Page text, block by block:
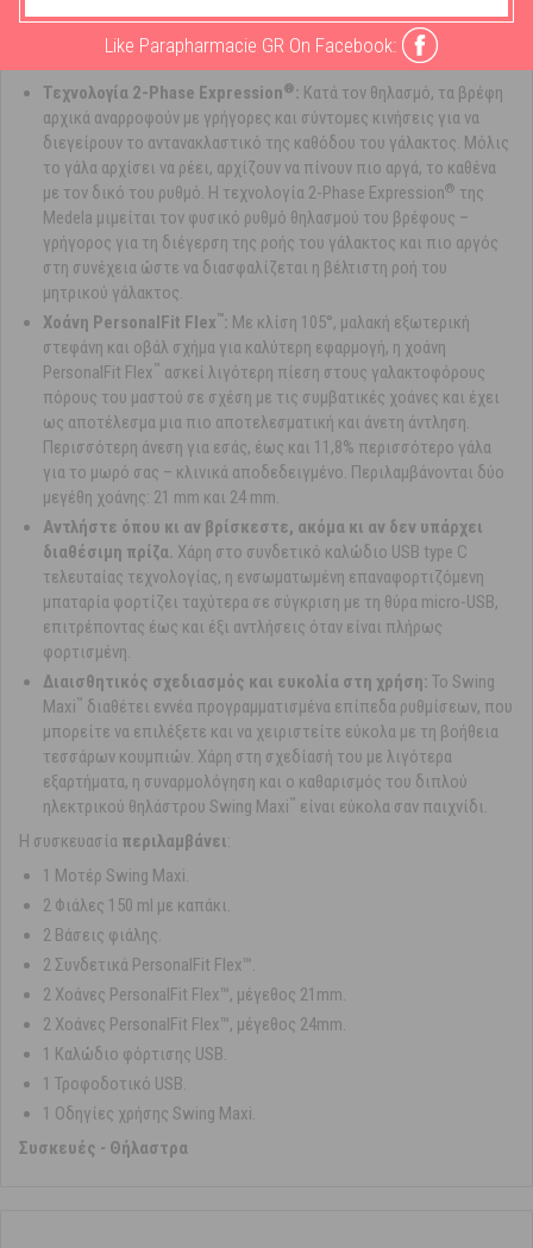
Επιπλέον, έχει αποδειχθεί ότι με την ταυτόχρονη άντληση και από
τους δύο μαστούς παράγεται έως και 18% περισσότερο γάλα.
Τεχνολογία 2-Phase Expression®: Κατά τον θηλασμό, τα βρέφη
αρχικά αναρροφούν με γρήγορες και σύντομες κινήσεις για να
διεγείρουν το αντανακλαστικό της καθόδου του γάλακτος. Μόλις
το γάλα αρχίσει να ρέει, αρχίζουν να πίνουν πιο αργά, το καθένα
με τον δικό του ρυθμό. Η τεχνολογία 2-Phase Expression® της
Medela μιμείται τον φυσικό ρυθμό θηλασμού του βρέφους –
γρήγορος για τη διέγερση της ροής του γάλακτος και πιο αργός
στη συνέχεια ώστε να διασφαλίζεται η βέλτιστη ροή του
μητρικού γάλακτος.
Χοάνη PersonalFit Flex™: Με κλίση 105°, μαλακή εξωτερική
στεφάνη και οβάλ σχήμα για καλύτερη εφαρμογή, η χοάνη
PersonalFit Flex™ ασκεί λιγότερη πίεση στους γαλακτοφόρους
πόρους του μαστού σε σχέση με τις συμβατικές χοάνες και έχει
ως αποτέλεσμα μια πιο αποτελεσματική και άνετη άντληση.
Περισσότερη άνεση για εσάς, έως και 11,8% περισσότερο γάλα
για το μωρό σας – κλινικά αποδεδειγμένο. Περιλαμβάνονται δύο
μεγέθη χοάνης: 21 mm και 24 mm.
Αντλήστε όπου κι αν βρίσκεστε, ακόμα κι αν δεν υπάρχει
διαθέσιμη πρίζα. Χάρη στο συνδετικό καλώδιο USB type C
τελευταίας τεχνολογίας, η ενσωματωμένη επαναφορτιζόμενη
μπαταρία φορτίζει ταχύτερα σε σύγκριση με τη θύρα micro-USB,
επιτρέποντας έως και έξι αντλήσεις όταν είναι πλήρως
φορτισμένη.
Διαισθητικός σχεδιασμός και ευκολία στη χρήση: Το Swing
Maxi™ διαθέτει εννέα προγραμματισμένα επίπεδα ρυθμίσεων, που
μπορείτε να επιλέξετε και να χειριστείτε εύκολα με τη βοήθεια
τεσσάρων κουμπιών. Χάρη στη σχεδίασή του με λιγότερα
εξαρτήματα, η συναρμολόγηση και ο καθαρισμός του διπλού
ηλεκτρικού θηλάστρου Swing Maxi™ είναι εύκολα σαν παιχνίδι.
Η συσκευασία περιλαμβάνει:
1 Μοτέρ Swing Maxi.
2 Φιάλες 150 ml με καπάκι.
2 Βάσεις φιάλης.
2 Συνδετικά PersonalFit Flex™.
2 Χοάνες PersonalFit Flex™, μέγεθος 21mm.
2 Χοάνες PersonalFit Flex™, μέγεθος 24mm.
1 Καλώδιο φόρτισης USB.
1 Τροφοδοτικό USB.
1 Οδηγίες χρήσης Swing Maxi.
Συσκευές - Θήλαστρα
Like Parapharmacie GR On Facebook: